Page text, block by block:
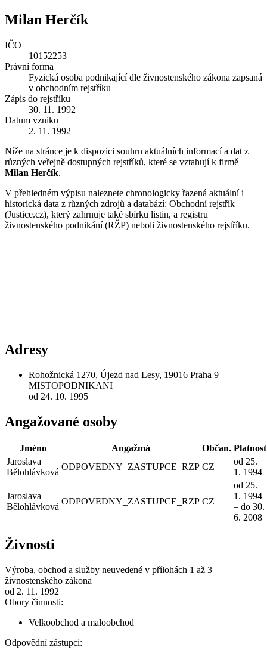
Milan Herčík
IČO
10152253
Právní forma
Fyzická osoba podnikající dle živnostenského zákona zapsaná
v obchodním rejstříku
Zápis do rejstříku
30. 11. 1992
Datum vzniku
2. 11. 1992
Níže na stránce je k dispozici souhrn aktuálních informací a dat z
různých veřejně dostupných rejstříků, které se vztahují k firmě
Milan Herčík.
V přehledném výpisu naleznete chronologicky řazená aktuální i
historická data z různých zdrojů a databází: Obchodní rejstřík
(Justice.cz), který zahrnuje také sbírku listin, a registru
živnostenského podnikání (RŽP) neboli živnostenského rejstříku.
Adresy
Rohožnická 1270, Újezd nad Lesy, 19016 Praha 9
MISTOPODNIKANI
od 24. 10. 1995
Angažované osoby
Jméno Angažmá Občan. Platnost
Jaroslava
Bělohlávková
ODPOVEDNY_ZASTUPCE_RZP CZ
od 25.
1. 1994
Jaroslava
Bělohlávková
ODPOVEDNY_ZASTUPCE_RZP CZ
od 25.
1. 1994
– do 30.
6. 2008
Živnosti
Výroba, obchod a služby neuvedené v přílohách 1 až 3
živnostenského zákona
od 2. 11. 1992
Obory činnosti:
Velkoobchod a maloobchod
Odpovědní zástupci: